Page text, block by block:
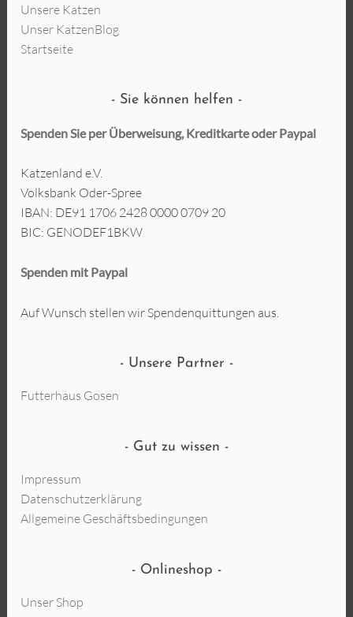
Unsere Katzen
Unser KatzenBlog
Startseite
Sie können helfen
Spenden Sie per Überweisung, Kreditkarte oderPaypal
Katzenland e.V.
Volksbank Oder-Spree
IBAN: DE91 1706 2428 0000 0709 20
BIC: GENODEF1BKW
Spenden mit Paypal
Auf Wunsch stellen wir Spendenquittungen aus.
Unsere Partner
Futterhaus Gosen
Gut zu wissen
Impressum
Datenschutzerklärung
Allgemeine Geschäftsbedingungen
Onlineshop
Unser Shop